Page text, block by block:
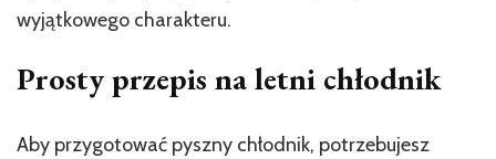
wyjątkowego charakteru.
Prosty przepis na letni chłodnik
Aby przygotować pyszny chłodnik, potrzebujesz